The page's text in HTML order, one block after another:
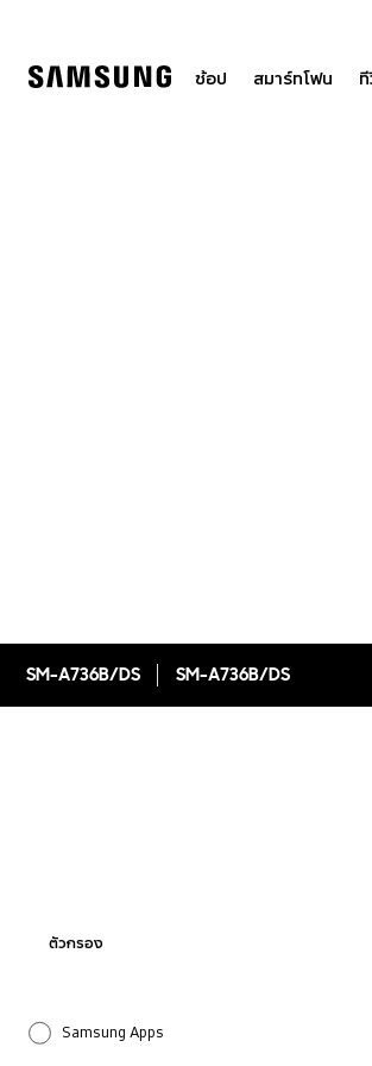
ช้อป สมาร์ทโฟน
SM-A736B/DS SM-A736B/DS
ตัวกรอง
Samsung Apps